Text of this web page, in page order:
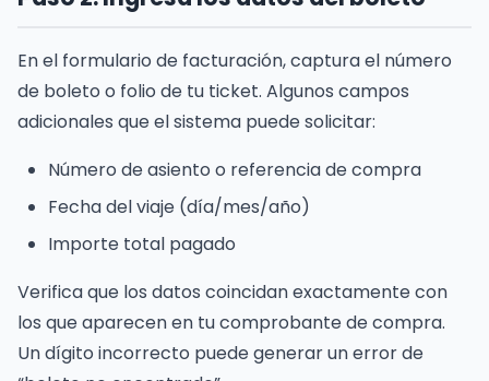
En el formulario de facturación, captura el número
de boleto o folio de tu ticket. Algunos campos
adicionales que el sistema puede solicitar:
Número de asiento o referencia de compra
Fecha del viaje (día/mes/año)
Importe total pagado
Verifica que los datos coincidan exactamente con
los que aparecen en tu comprobante de compra.
Un dígito incorrecto puede generar un error de